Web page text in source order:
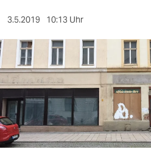
nord
wahrheit
verlag
verlag
veranstaltungen
3.5.2019 10:13 Uhr